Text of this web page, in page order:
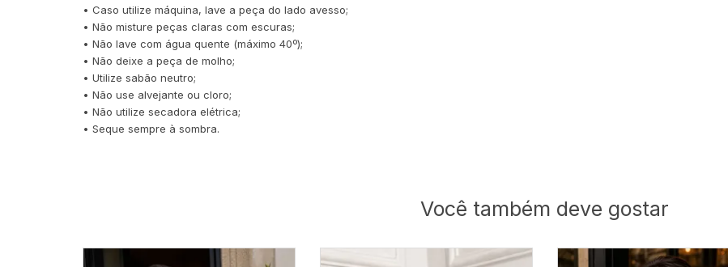
• Caso utilize máquina, lave a peça do lado avesso;
• Não misture peças claras com escuras;
• Não lave com água quente (máximo 40º);
• Não deixe a peça de molho;
• Utilize sabão neutro;
• Não use alvejante ou cloro;
• Não utilize secadora elétrica;
• Seque sempre à sombra.
Você também deve gostar